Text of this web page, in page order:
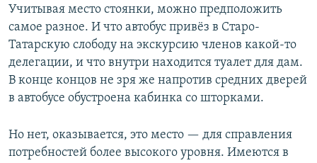
Учитывая место стоянки, можно предположить
самое разное. И что автобус привёз в Старо-
Татарскую слободу на экскурсию членов какой-то
делегации, и что внутри находится туалет для дам.
В конце концов не зря же напротив средних дверей
в автобусе обустроена кабинка со шторками.
Но нет, оказывается, это место — для справления
потребностей более высокого уровня. Имеются в